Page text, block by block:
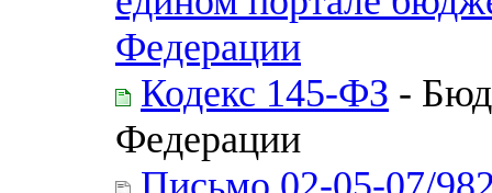
Федерации
Кодекс 145-ФЗ -
Федерации